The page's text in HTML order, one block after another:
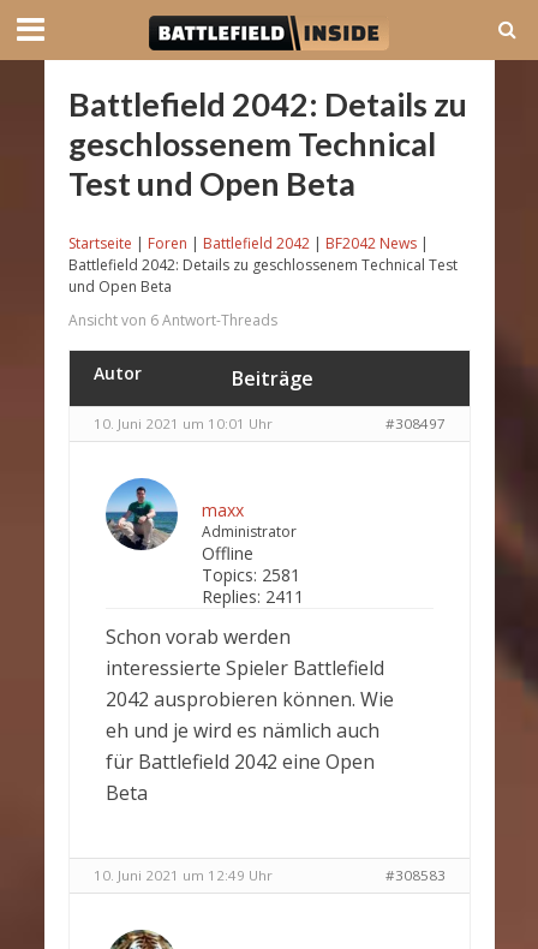
Battlefield 2042: Details zu
geschlossenem Technical
Test und Open Beta
Startseite | Foren | Battlefield 2042 | BF2042 News |
Battlefield 2042: Details zu geschlossenem Technical Test
und Open Beta
Ansicht von 6 Antwort-Threads
Autor Beiträge
10. Juni 2021 um 10:01 Uhr #308497
maxx
Administrator
Offline
Topics: 2581
Replies: 2411
Schon vorab werden
interessierte Spieler Battlefield
2042 ausprobieren können. Wie
eh und je wird es nämlich auch
für Battlefield 2042 eine Open
Beta
10. Juni 2021 um 12:49 Uhr #308583